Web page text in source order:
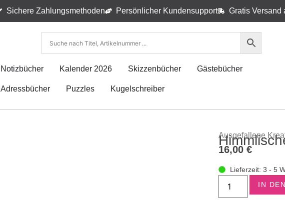
Sichere Zahlungsmethoden Persönlicher Kundensupport Gratis Versand
Notizbücher Kalender 2026 Skizzenbücher Gästebücher
Adressbücher Puzzles Kugelschreiber
Ausgefallene
16,00€
Lieferzeit: 3 - 5
IN